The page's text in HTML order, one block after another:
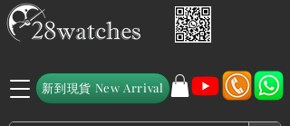
新到現貨 New Arrival